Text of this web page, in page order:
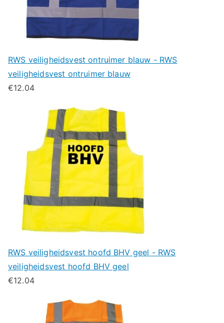
RWS veiligheidsvest ontruimer blauw - RWS
veiligheidsvest ontruimer blauw
€12.04
RWS veiligheidsvest hoofd BHV geel - RWS
veiligheidsvest hoofd BHV geel
€12.04